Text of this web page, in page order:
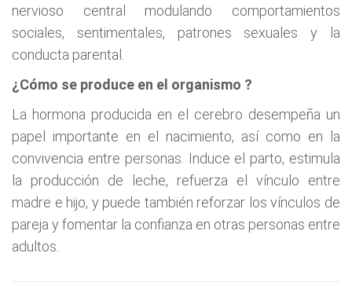
nervioso central modulando comportamientos
sociales, sentimentales, patrones sexuales y la
conducta parental.
¿Cómo se produce en el organismo ?
La hormona producida en el cerebro desempeña un
papel importante en el nacimiento, así como en la
convivencia entre personas. Induce el parto, estimula
la producción de leche, refuerza el vínculo entre
madre e hijo, y puede también reforzar los vínculos de
pareja y fomentar la confianza en otras personas entre
adultos.